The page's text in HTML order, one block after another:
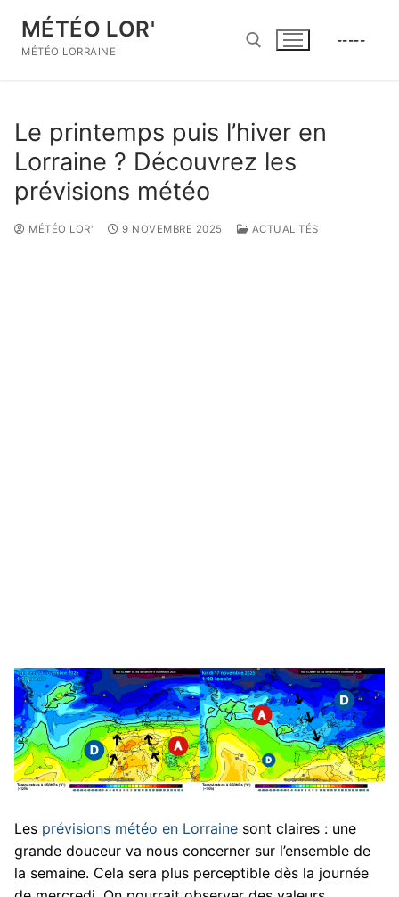
contenu
MÉTÉO LOR'
MÉTÉO LORRAINE
-----
Le printemps puis l’hiver en
Lorraine ? Découvrez les
prévisions météo
MÉTÉO LOR' 9 NOVEMBRE 2025 ACTUALITÉS
Les prévisions météo en Lorraine sont claires : une
grande douceur va nous concerner sur l’ensemble de
la semaine. Cela sera plus perceptible dès la journée